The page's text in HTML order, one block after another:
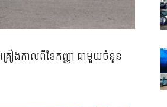
គ្រឿងកាលពីខែកញ្ញា ជាមួយចំនួន